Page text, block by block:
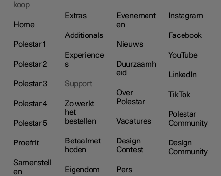
koop
Home
Polestar 1
Polestar 2
Polestar 3
Polestar 4
Polestar 5
Proefrit
Samenstell
en
Extras
Additionals
Experience
s
Support
Zo werkt
het
bestellen
Betaalmet
hoden
Eigendom
Evenement
en
Nieuws
Duurzaamh
eid
Over
Polestar
Vacatures
Design
Contest
Pers
Instagram
Facebook
YouTube
LinkedIn
TikTok
Polestar
Community
Design
Community